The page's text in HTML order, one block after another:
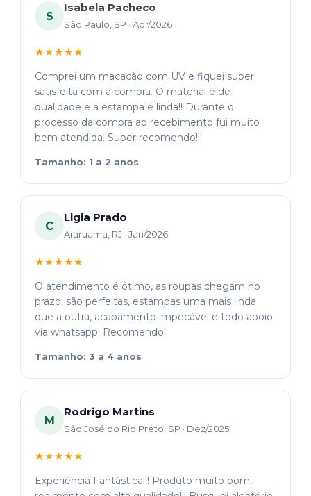
S
Isabela Pacheco
São Paulo, SP · Abr/2026
★★★★★
Comprei um macacão com UV e fiquei super
satisfeita com a compra. O material é de
qualidade e a estampa é linda!! Durante o
processo da compra ao recebimento fui muito
bem atendida. Super recomendo!!!
Tamanho: 1 a 2 anos
C
Ligia Prado
Araruama, RJ · Jan/2026
★★★★★
O atendimento é ótimo, as roupas chegam no
prazo, são perfeitas, estampas uma mais linda
que a outra, acabamento impecável e todo apoio
via whatsapp. Recomendo!
Tamanho: 3 a 4 anos
M
Rodrigo Martins
São José do Rio Preto, SP · Dez/2025
★★★★★
Experiência Fantástica!!! Produto muito bom,